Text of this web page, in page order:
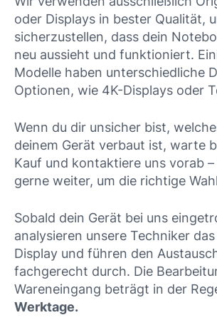
oder Displays in bester Qualität,
sicherzustellen, dass dein
neu aussieht und funktioniert.
Modelle haben unterschiedliche
Optionen, wie 4K-Displays oder
Wenn du dir unsicher bist,
deinem Gerät verbaut ist, warte
Kauf und kontaktiere uns vorab
gerne weiter, um die richtige
Sobald dein Gerät bei uns
analysieren unsere Techniker
Display und führen den
fachgerecht durch. Die
Wareneingang beträgt in der
Werktage.